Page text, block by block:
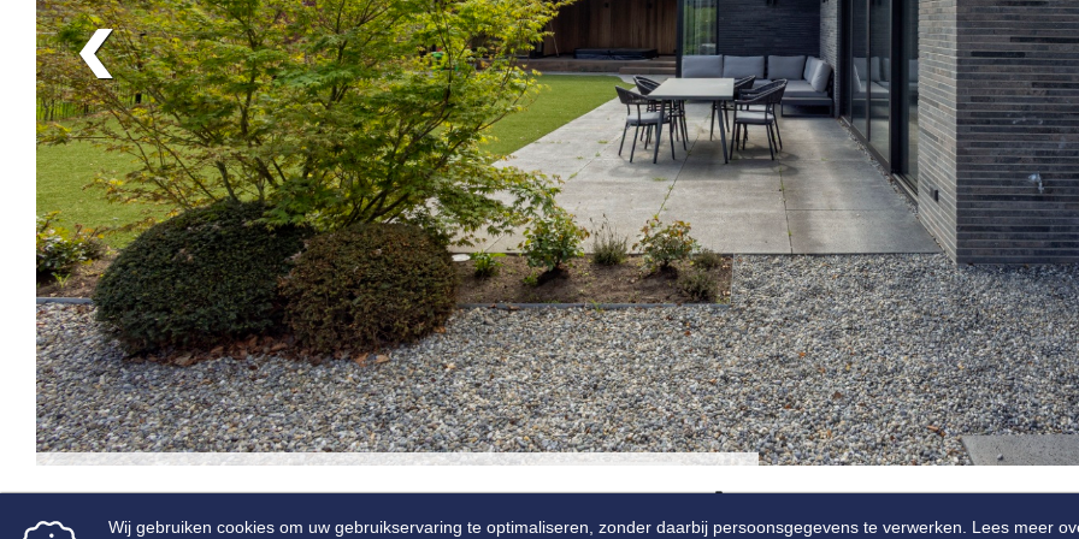
‹
Hertog – Nieuwkuijk